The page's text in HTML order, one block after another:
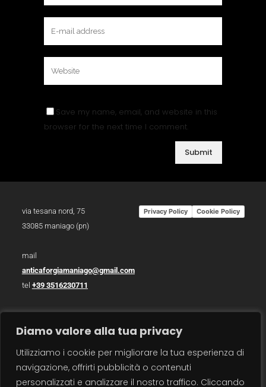
Diamo valore alla tua privacy
Utilizziamo i cookie per migliorare la tua esperienza di
navigazione, offrirti pubblicità o contenuti
personalizzati e analizzare il nostro traffico. Cliccando
Save my name, email, and website in this
browser for the next time I comment.
via tesana nord, 75
33085 maniago (pn)
mail
anticaforgiamaniago@gmail.com
tel +39 3516230711
p.iva 01783930934
video /
max barbot
Privacy Policy Cookie Policy